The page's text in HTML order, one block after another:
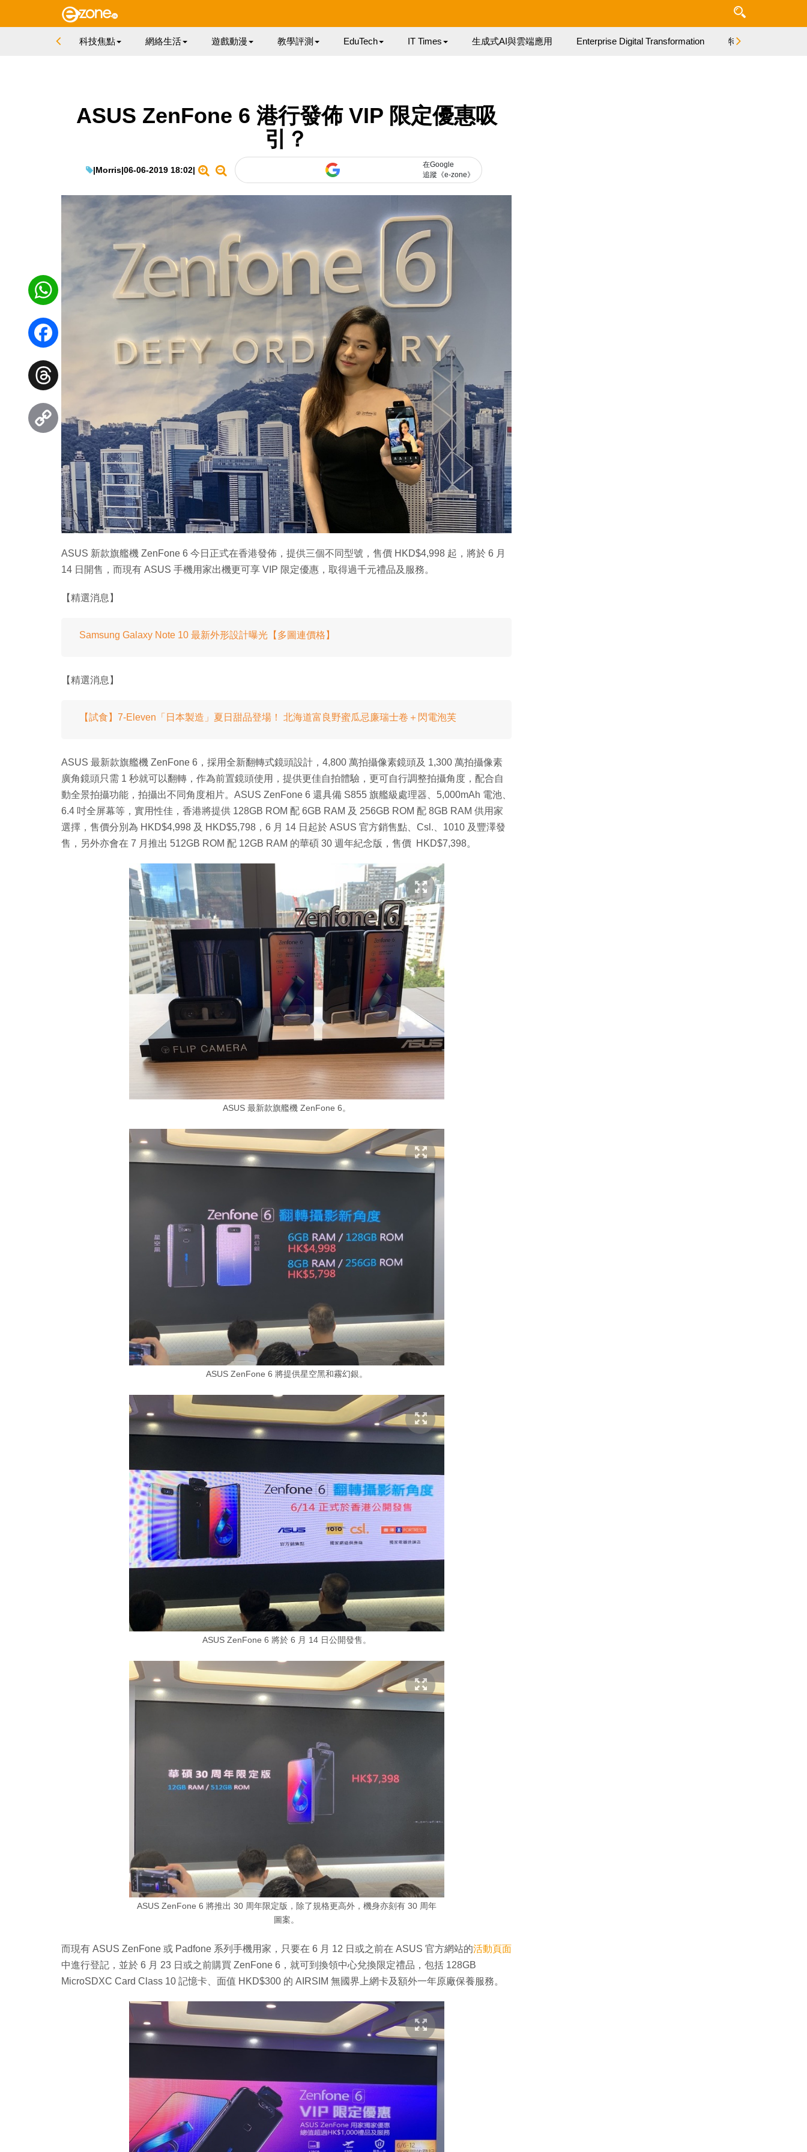
科技焦點 網絡生活 遊戲動漫 教學評測 EduTech IT Times 生成式AI與雲端應用 Enterprise Digital Transformation 特集
ASUS ZenFone 6 港行發佈 VIP 限定優惠吸
引？
|Morris|06-06-2019 18:02|
在Google
追蹤《e-zone》
ASUS 新款旗艦機 ZenFone 6 今日正式在香港發佈，提供三個不同型號，售價 HKD$4,998 起，將於 6 月
14 日開售，而現有 ASUS 手機用家出機更可享 VIP 限定優惠，取得過千元禮品及服務。
【精選消息】
Samsung Galaxy Note 10 最新外形設計曝光【多圖連價格】
【精選消息】
【試食】7-Eleven「日本製造」夏日甜品登場！ 北海道富良野蜜瓜忌廉瑞士卷＋閃電泡芙
ASUS 最新款旗艦機 ZenFone 6，採用全新翻轉式鏡頭設計，4,800 萬拍攝像素鏡頭及 1,300 萬拍攝像素
廣角鏡頭只需 1 秒就可以翻轉，作為前置鏡頭使用，提供更佳自拍體驗，更可自行調整拍攝角度，配合自
動全景拍攝功能，拍攝出不同角度相片。ASUS ZenFone 6 還具備 S855 旗艦級處理器、5,000mAh 電池、
6.4 吋全屏幕等，實用性佳，香港將提供 128GB ROM 配 6GB RAM 及 256GB ROM 配 8GB RAM 供用家
選擇，售價分別為 HKD$4,998 及 HKD$5,798，6 月 14 日起於 ASUS 官方銷售點、Csl.、1010 及豐澤發
售，另外亦會在 7 月推出 512GB ROM 配 12GB RAM 的華碩 30 週年紀念版，售價 HKD$7,398。
ASUS 最新款旗艦機 ZenFone 6。
ASUS ZenFone 6 將提供星空黑和霧幻銀。
ASUS ZenFone 6 將於 6 月 14 日公開發售。
ASUS ZenFone 6 將推出 30 周年限定版，除了規格更高外，機身亦刻有 30 周年
圖案。
而現有 ASUS ZenFone 或 Padfone 系列手機用家，只要在 6 月 12 日或之前在 ASUS 官方網站的活動頁面
中進行登記，並於 6 月 23 日或之前購買 ZenFone 6，就可到換領中心兌換限定禮品，包括 128GB
MicroSDXC Card Class 10 記憶卡、面值 HKD$300 的 AIRSIM 無國界上網卡及額外一年原廠保養服務。
WhatsApp
Facebook
Threads
Copy
Link